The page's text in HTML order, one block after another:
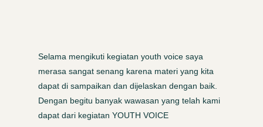
Selama mengikuti kegiatan youth voice saya
merasa sangat senang karena materi yang kita
dapat di sampaikan dan dijelaskan dengan baik.
Dengan begitu banyak wawasan yang telah kami
dapat dari kegiatan YOUTH VOICE